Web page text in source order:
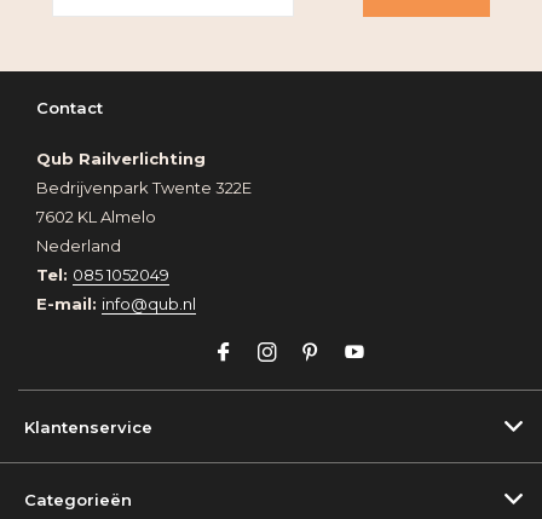
Contact
Qub Railverlichting
Bedrijvenpark Twente 322E
7602 KL Almelo
Nederland
Tel: 085 1052049
E-mail: info@qub.nl
Klantenservice
Categorieën